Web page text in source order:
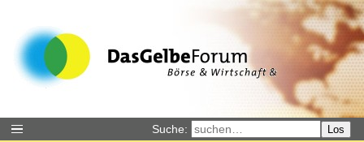
Suche: Los